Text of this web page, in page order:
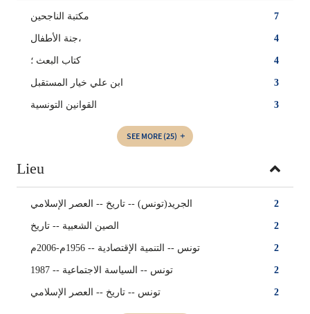
7 مكتبة الناجحين
4 جنة الأطفال،
4 كتاب البعث ؛
3 ابن علي خيار المستقبل
3 القوانين التونسية
SEE MORE (25)
Lieu
2 الجريد(تونس) -- تاريخ -- العصر الإسلامي
2 الصين الشعبية‏ -- ‏تاريخ
2 تونس -- التنمية الإقتصادية -- 1956م-2006م
2 تونس -- السياسة الاجتماعية -- 1987
2 تونس -- تاريخ -- العصر الإسلامي